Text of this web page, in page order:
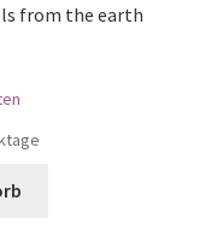
from the earth